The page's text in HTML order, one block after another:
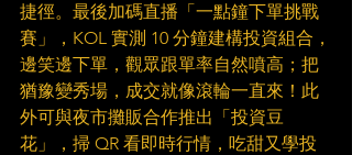
捷徑。最後加碼直播「一點鐘下單挑戰
賽」，KOL 實測 10 分鐘建構投資組合，
邊笑邊下單，觀眾跟單率自然噴高；把
猶豫變秀場，成交就像滾輪一直來！此
外可與夜市攤販合作推出「投資豆
花」，掃 QR 看即時行情，吃甜又學投